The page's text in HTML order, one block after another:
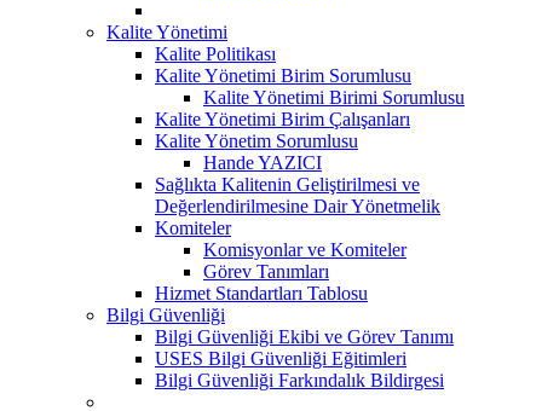
Kalite Yönetimi
Kalite Politikası
Kalite Yönetimi Birim Sorumlusu
Kalite Yönetimi Birimi Sorumlusu
Kalite Yönetimi Birim Çalışanları
Kalite Yönetim Sorumlusu
Hande YAZICI
Sağlıkta Kalitenin Geliştirilmesi ve
Değerlendirilmesine Dair Yönetmelik
Komiteler
Komisyonlar ve Komiteler
Görev Tanımları
Hizmet Standartları Tablosu
Bilgi Güvenliği
Bilgi Güvenliği Ekibi ve Görev Tanımı
USES Bilgi Güvenliği Eğitimleri
Bilgi Güvenliği Farkındalık Bildirgesi